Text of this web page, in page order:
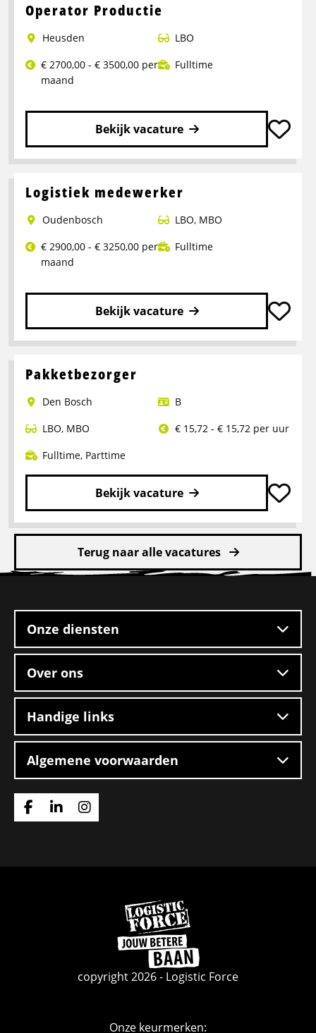
Operator Productie
Heusden
LBO
€ 2700,00 - € 3500,00 per
maand
Fulltime
Bekijk vacature
Lees
over
Operator
Productie
Logistiek medewerker
Oudenbosch LBO, MBO
€ 2900,00 - € 3250,00 per
maand
Fulltime
Bekijk vacature
Lees
over
medewerker
Pakketbezorger
Den Bosch
B
LBO, MBO
€ 15,72 - € 15,72 per uur
Fulltime, Parttime
Bekijk vacature
Lees
meer
Pakketbezorger
Terug naar alle vacatures
footer
Onze diensten
Over ons
Handige links
Algemene voorwaarden
Ga
Ga
Ga
Ga
naar
de
homepage
copyright 2026 - Logistic Force
Onze keurmerken: